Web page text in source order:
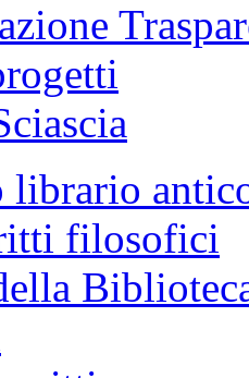
librario
filosofici